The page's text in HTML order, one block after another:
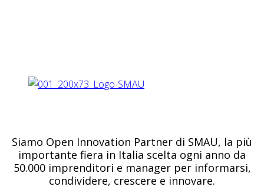
Siamo Open Innovation Partner di SMAU, la più
importante fiera in Italia scelta ogni anno da
50.000 imprenditori e manager per informarsi,
condividere, crescere e innovare.